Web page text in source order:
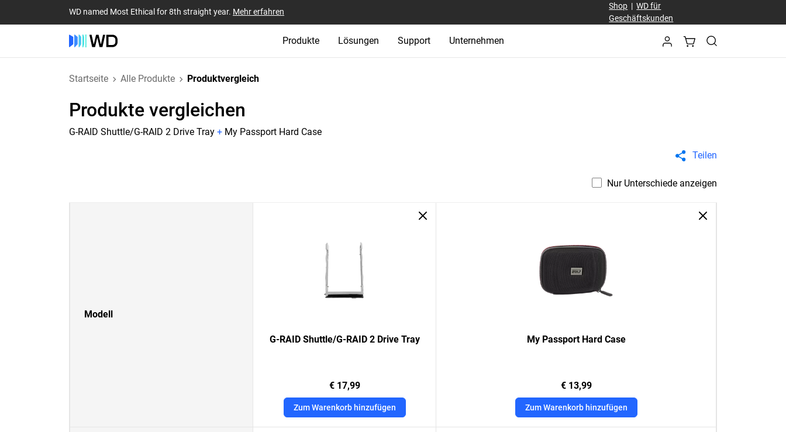
WD named Most Ethical for 8th straight year. Mehr erfahren
Shop |WD für
Geschäftskunden
Produkte Lösungen Support Unternehmen
Startseite Alle Produkte Produktvergleich
Produkte vergleichen
G-RAID Shuttle/G-RAID 2 Drive Tray + My Passport Hard Case
Teilen
Nur Unterschiede anzeigen
Modell
G-RAID Shuttle/G-RAID 2 Drive Tray
€ 17,99
Zum Warenkorb hinzufügen
My Passport Hard Case
€ 13,99
Zum Warenkorb hinzufügen